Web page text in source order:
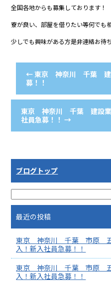
全国各地からも募集しております！
寮が良い、部屋を借りたい等何でも
少しでも興味がある方是非連絡お待
←東京 神奈川 千葉 建
募！！
東京 神奈川 千葉 建設
社員急募！！→
ブログトップ
最近の投稿
東京 神奈川 千葉 市原
入！新入社員急募！！
東京 神奈川 千葉 市原
入！新入社員急募！！